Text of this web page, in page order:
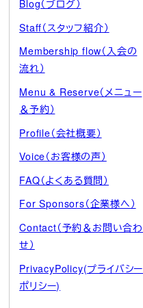
Blog（ブログ）
Staff（スタッフ紹介）
Membership flow（入会の
流れ）
Menu & Reserve（メニュー
＆予約）
Profile（会社概要）
Voice（お客様の声）
FAQ（よくある質問）
For Sponsors（企業様へ）
Contact（予約＆お問い合わ
せ）
PrivacyPolicy(プライバシー
ポリシー)